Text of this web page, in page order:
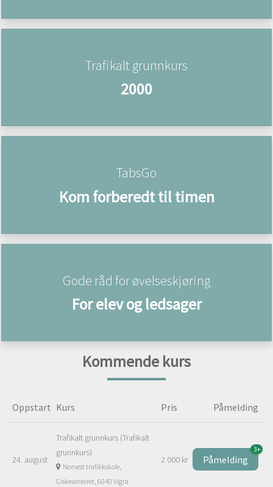
Trafikalt grunnkurs
2000
TabsGo
Kom forberedt til timen
Gode råd for øvelseskjøring
For elev og ledsager
Kommende kurs
Oppstart Kurs Pris Påmelding
24. august
Trafikalt grunnkurs (Trafikalt
grunnkurs)
Norvest trafikkskole,
Giskesenteret, 6040 Vigra
2 000 kr Påmelding
3+